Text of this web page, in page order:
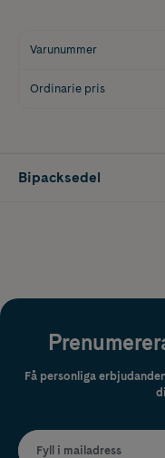
Varunummer
Ordinarie pris
Bipacksedel
Få personliga
Fyll i mailadress